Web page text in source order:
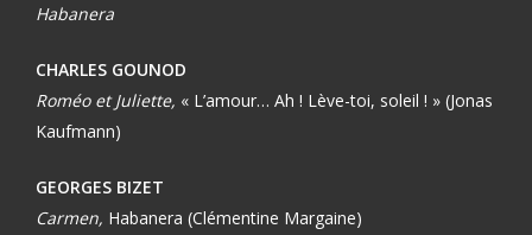
Habanera
CHARLES GOUNOD
Roméo et Juliette, « L’amour… Ah ! Lève-toi, soleil ! » (Jonas
Kaufmann)
GEORGES BIZET
Carmen, Habanera (Clémentine Margaine)